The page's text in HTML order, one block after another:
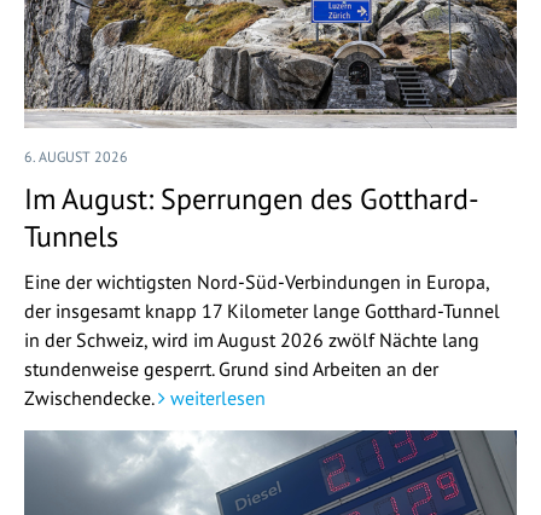
6. AUGUST 2026
Im August: Sperrungen des Gotthard-
Tunnels
Eine der wichtigsten Nord-Süd-Verbindungen in Europa,
der insgesamt knapp 17 Kilometer lange Gotthard-Tunnel
in der Schweiz, wird im August 2026 zwölf Nächte lang
stundenweise gesperrt. Grund sind Arbeiten an der
Zwischendecke.
weiterlesen